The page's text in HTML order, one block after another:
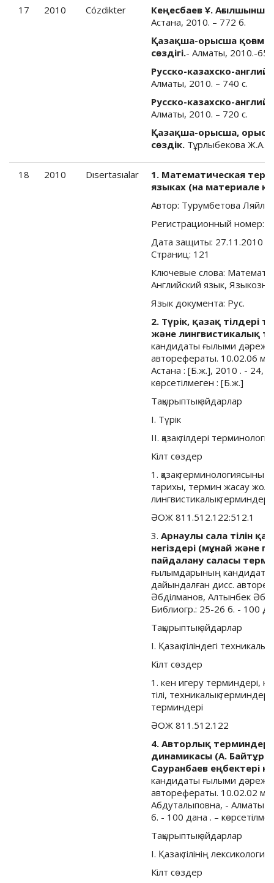
17 2010 Cózdikter
Кеңесбаев Ұ.
Астана, 2010. – 772 б.
Қазақша-орысша
сөздігі.- Алматы, 2010.-
Русско-казахско-
Алматы, 2010. – 740 с.
Русско-казахско-
Алматы, 2010. – 720 с.
Қазақша-орысша,
сөздік. Тұрлыбекова Ж.А.,
18 2010 Dısertasıalar
1. Математическая
языках (на материале
Автор: Турумбетова Ляйла
Регистрационный номер:
Дата защиты: 27.11.2010
Страниц: 121
Ключевые слова:
Английский язык,
Язык документа: Рус.
2. Түрік, қазақ
және лингвистикалық
кандидаты ғылыми
авторефераты. 10.02.06
Астана : [Б.ж.], 2010 . - 24,
көрсетілмеген : [Б.ж.]
Тақырыптық айдарлар
I. Түрік
II. қазақ тілдері
Кілт сөздер
1. қазақ
тарихы, термин жасау
лингвистикалық терминдер,
ӘОЖ 811.512.122:512.1
3. Арнаулы сала тілін
негіздері (мұнай және
пайдалану саласы
ғылымдарының кандидаты
дайындалған дисс.
Әбділманов, Алтынбек
Библиогр.: 25-26 б. - 100
Тақырыптық айдарлар
I. Қазақ тіліндегі
Кілт сөздер
1. кен игеру терминдері,
тілі, техникалық
терминдері
ӘОЖ 811.512.122
4. Авторлық терминдер:
динамикасы (А.
Сауранбаев еңбектері
кандидаты ғылыми
авторефераты. 10.02.02
Абдуталыповна, - Алматы :
б. - 100 дана . –
Тақырыптық айдарлар
I. Қазақ тілінің
Кілт сөздер